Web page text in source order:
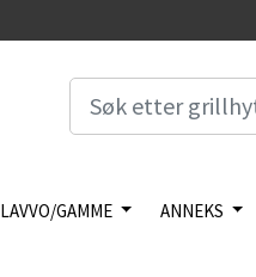
LAVVO/GAMME ANNEKS